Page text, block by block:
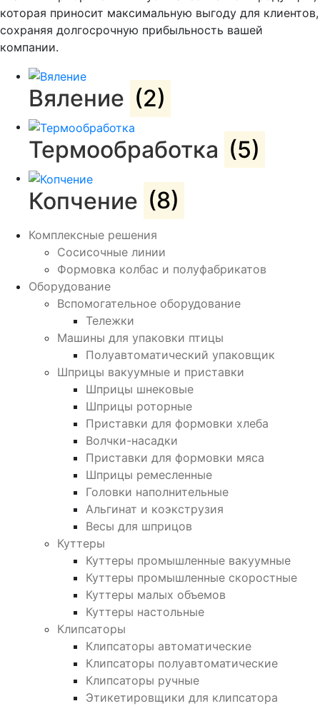
которая приносит максимальную выгоду для клиентов,
сохраняя долгосрочную прибыльность вашей
компании.
Вяление (2)
Термообработка (5)
Копчение (8)
Комплексные решения
Сосисочные линии
Формовка колбас и полуфабрикатов
Оборудование
Вспомогательное оборудование
Тележки
Машины для упаковки птицы
Полуавтоматический упаковщик
Шприцы вакуумные и приставки
Шприцы шнековые
Шприцы роторные
Приставки для формовки хлеба
Волчки-насадки
Приставки для формовки мяса
Шприцы ремесленные
Головки наполнительные
Альгинат и коэкструзия
Весы для шприцов
Куттеры
Куттеры промышленные вакуумные
Куттеры промышленные скоростные
Куттеры малых объемов
Куттеры настольные
Клипсаторы
Клипсаторы автоматические
Клипсаторы полуавтоматические
Клипсаторы ручные
Этикетировщики для клипсатора